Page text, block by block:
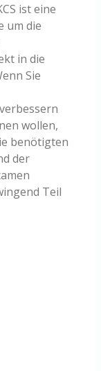
ist eine
um die
in die
Sie
wollen,
benötigten
der
Teil